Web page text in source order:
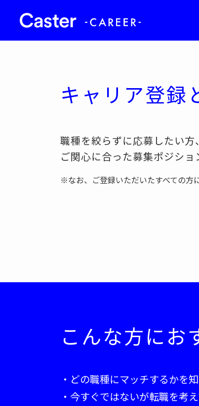
キャリア登録
職種を絞らずに応募したい方
ご関心に合った募集ポジシ
※なお、ご登録いただいたすべての方
こんな方にお
・どの職種にマッチするかを
・今すぐではないが転職を考